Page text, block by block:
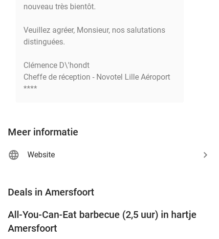
nouveau très bientôt.
Veuillez agréer, Monsieur, nos salutations
distinguées.
Clémence D\'hondt
Cheffe de réception - Novotel Lille Aéroport
****
Meer informatie
Website
Deals in Amersfoort
25%
All-You-Can-Eat barbecue (2,5 uur) in hartje
Amersfoort